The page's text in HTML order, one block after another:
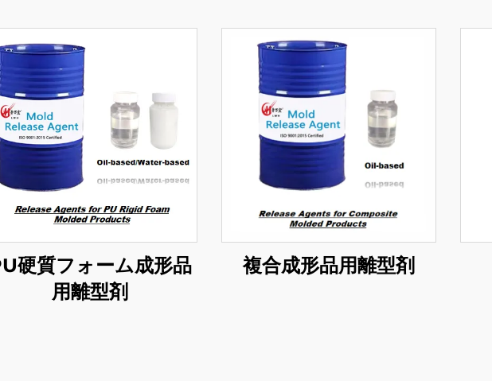
硬質フォーム成形品
用離型剤
複合成形品用離型剤